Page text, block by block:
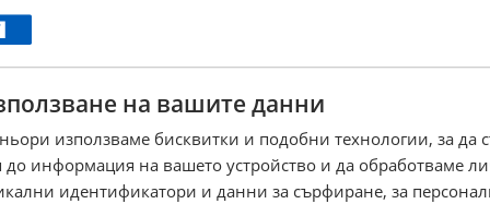
1
на Христо Ботев
1
на вашите данни
използваме бисквитки и подобни технологии, за да
до информация на вашето устройство и да обработваме
идентификатори и данни за сърфиране, за